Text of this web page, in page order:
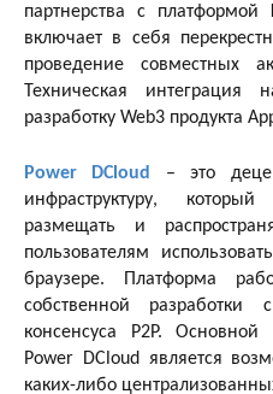
партнерства с платформой
включает в себя
проведение совместных
Техническая интеграция
разработку Web3 продукта
Power DCloud
– это
инфраструктуру,
размещать и
пользователям
браузере. Платформа
собственной разработки
консенсуса P2P. Основной
Power DCloud является
каких-либо